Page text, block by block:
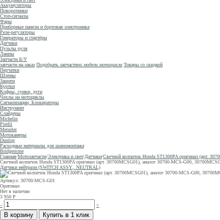
Аккумуляторы
Поворотники
Стоп-сигналы
Фары
Приборные панели и бортовая электроника
Реле-регуляторы
Генераторы и стартёры
Датчики
Пульты руля
Лампы
Запчасти Б/У
запчасти на заказ Подобрать запчастипо модели мотоцикла Товары со скидкой
Перчатки
Шлемы
Защита
Куртки
Кофры, сумки, дуги
Чехлы на мотоциклы
Сигнализации, Блокираторы
Инструмент
Слайдеры
Michelin
Pirelli
Metzeler
Мотокамеры
Dunlop
Расходные материалы для шиномонтажа
Bridgestone
Главная/Мотозапчасти/Электрика и свет/Датчики/Свечной колпачок Honda ST1300PA оригинал (арт.
Свечной колпачок Honda ST1300PA оригинал (арт. 30700MCSG01), аналог 30700-MCS-G00,
Датчики нейтрали (SWITCH ASSY., NEUTRAL)
Артикул: 30700-MCS-G01
Оригинал
Нет в наличии
3 950 Р
–
+